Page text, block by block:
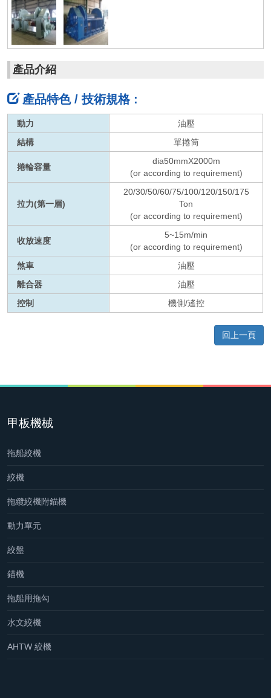
產品介紹
. 產品特色 / 技術規格 :
動力
油壓
結構
單捲筒
捲輪容量
dia50mmX2000m
(or according to requirement)
拉力(第一層)
20/30/50/60/75/100/120/150/175
Ton
(or according to requirement)
收放速度
5~15m/min
(or according to requirement)
煞車
油壓
離合器
油壓
控制
機側/遙控
回上一頁
甲板機械
拖船絞機
絞機
拖纜絞機附錨機
動力單元
絞盤
錨機
拖船用拖勾
水文絞機
AHTW 絞機